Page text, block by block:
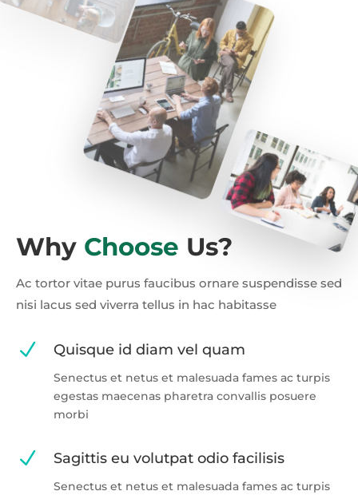
Why Choose Us?
Ac tortor vitae purus faucibus ornare suspendisse sed
nisi lacus sed viverra tellus in hac habitasse
N Quisque id diam vel quam
Senectus et netus et malesuada fames ac turpis
egestas maecenas pharetra convallis posuere
morbi
N Sagittis eu volutpat odio facilisis
Senectus et netus et malesuada fames ac turpis